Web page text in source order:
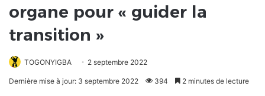
organe pour « guider la
transition »
TOGONYIGBA 2 septembre 2022
Dernière mise à jour: 3 septembre 2022 394 2 minutes de lecture